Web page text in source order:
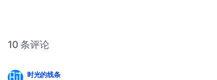
10 条评论
时光的线条